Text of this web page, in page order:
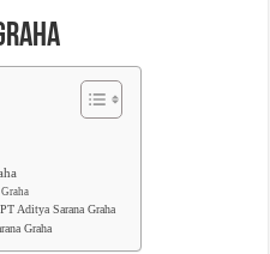
Aditya Sarana Graha
Graha